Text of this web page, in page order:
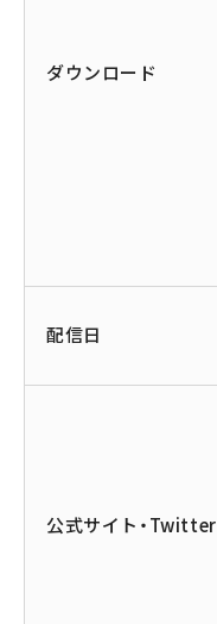
ダウンロード
配信日
公式サイト・Twitter